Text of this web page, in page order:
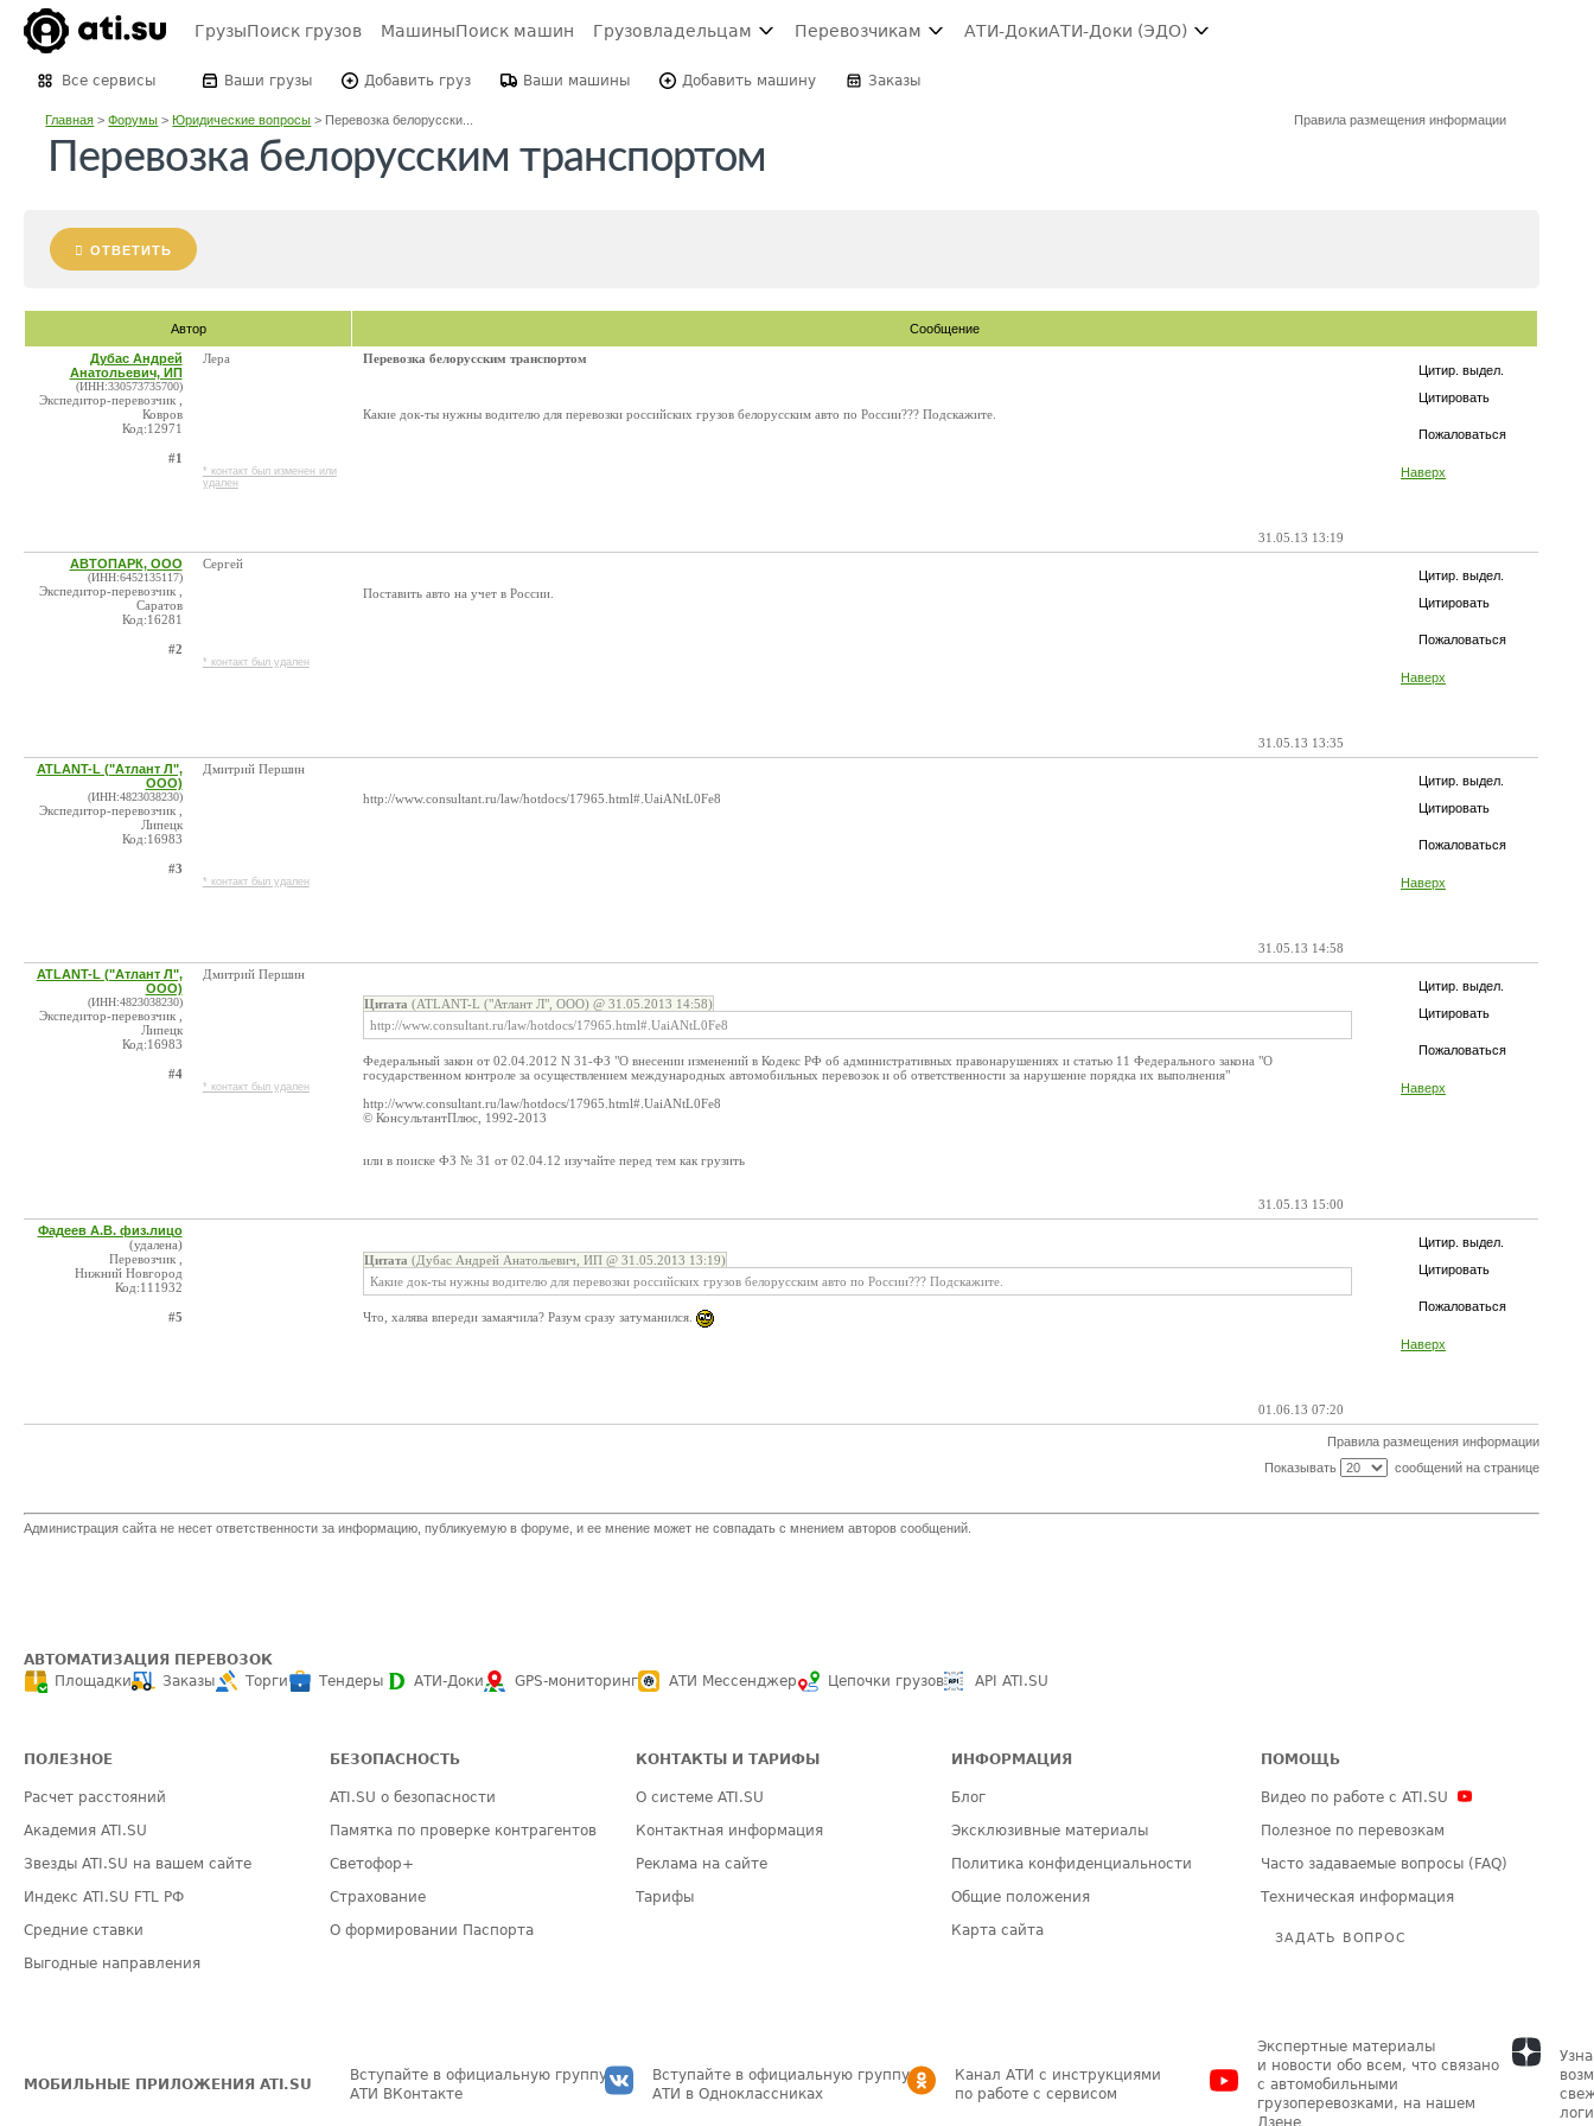
ГрузыПоиск грузов МашиныПоиск машин Грузовладельцам Перевозчикам АТИ-ДокиАТИ-Доки (ЭДО)
Все сервисы Ваши грузы Добавить груз Ваши машины Добавить машину Заказы
Главная >Форумы >Юридические вопросы > Перевозка белорусски... Правила размещения информации
Перевозка белорусским транспортом
ОТВЕТИТЬ
Автор Сообщение
Цитир. выдел.
Цитировать
Пожаловаться
Наверх
Дубас Андрей
Анатольевич, ИП
(ИНН:330573735700)
Экспедитор-перевозчик ,
Ковров
Код:12971
#1
Лера
* контакт был изменен или
удален
Перевозка белорусским транспортом
Какие док-ты нужны водителю для перевозки российских грузов белорусским авто по России??? Подскажите.
31.05.13 13:19
Цитир. выдел.
Цитировать
Пожаловаться
Наверх
АВТОПАРК, ООО
(ИНН:6452135117)
Экспедитор-перевозчик ,
Саратов
Код:16281
#2
Сергей
* контакт был удален
Поставить авто на учет в России.
31.05.13 13:35
Цитир. выдел.
Цитировать
Пожаловаться
Наверх
ATLANT-L ("Атлант Л",
ООО)
(ИНН:4823038230)
Экспедитор-перевозчик ,
Липецк
Код:16983
#3
Дмитрий Першин
* контакт был удален
http://www.consultant.ru/law/hotdocs/17965.html#.UaiANtL0Fe8
31.05.13 14:58
Цитир. выдел.
Цитировать
Пожаловаться
Наверх
ATLANT-L ("Атлант Л",
ООО)
(ИНН:4823038230)
Экспедитор-перевозчик ,
Липецк
Код:16983
#4
Дмитрий Першин
* контакт был удален
Цитата (ATLANT-L ("Атлант Л", ООО) @ 31.05.2013 14:58)
http://www.consultant.ru/law/hotdocs/17965.html#.UaiANtL0Fe8
Федеральный закон от 02.04.2012 N 31-ФЗ "О внесении изменений в Кодекс РФ об административных правонарушениях и статью 11 Федерального закона "О
государственном контроле за осуществлением международных автомобильных перевозок и об ответственности за нарушение порядка их выполнения"
http://www.consultant.ru/law/hotdocs/17965.html#.UaiANtL0Fe8
© КонсультантПлюс, 1992-2013
или в поиске ФЗ № 31 от 02.04.12 изучайте перед тем как грузить
31.05.13 15:00
Цитир. выдел.
Цитировать
Пожаловаться
Наверх
Фадеев А.В. физ.лицо
(удалена)
Перевозчик ,
Нижний Новгород
Код:111932
#5
Цитата (Дубас Андрей Анатольевич, ИП @ 31.05.2013 13:19)
Какие док-ты нужны водителю для перевозки российских грузов белорусским авто по России??? Подскажите.
Что, халява впереди замаячила? Разум сразу затуманился.
01.06.13 07:20
Правила размещения информации
Показывать
сообщений на странице
Администрация сайта не несет ответственности за информацию, публикуемую в форуме, и ее мнение может не совпадать с мнением авторов сообщений.
АВТОМАТИЗАЦИЯ ПЕРЕВОЗОК
Площадки
Заказы Торги Тендеры АТИ-Доки GPS-мониторинг АТИ Мессенджер Цепочки грузов API ATI.SU
ПОЛЕЗНОЕ
Расчет расстояний
Академия ATI.SU
Звезды ATI.SU на вашем сайте
Индекс ATI.SU FTL РФ
Средние ставки
Выгодные направления
БЕЗОПАСНОСТЬ
ATI.SU о безопасности
Памятка по проверке контрагентов
Светофор+
Страхование
О формировании Паспорта
КОНТАКТЫ И ТАРИФЫ
О системе ATI.SU
Контактная информация
Реклама на сайте
Тарифы
ИНФОРМАЦИЯ
Блог
Эксклюзивные материалы
Политика конфиденциальности
Общие положения
Карта сайта
ПОМОЩЬ
Видео по работе с ATI.SU
Полезное по перевозкам
Часто задаваемые вопросы (FAQ)
Техническая информация
ЗАДАТЬ ВОПРОС
МОБИЛЬНЫЕ ПРИЛОЖЕНИЯ ATI.SU
Вступайте в официальную группу
АТИ ВКонтакте
Вступайте в официальную группу
АТИ в Одноклассниках
Канал АТИ с инструкциями
по работе с сервисом
Экспертные материалы
и новости обо всем, что связано
с автомобильными
грузоперевозками, на нашем
Дзене